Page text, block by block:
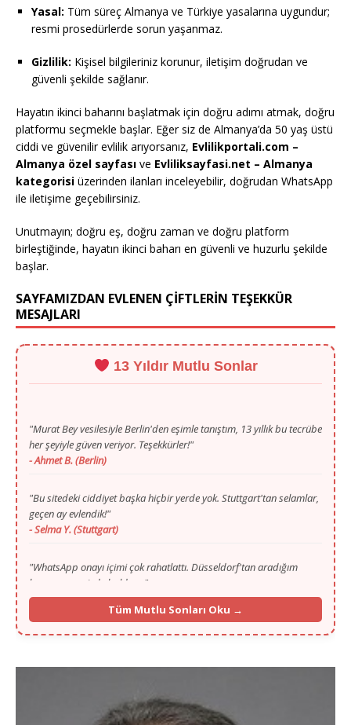
Yasal: Tüm süreç Almanya ve Türkiye yasalarına uygundur;
resmi prosedürlerde sorun yaşanmaz.
Gizlilik: Kişisel bilgileriniz korunur, iletişim doğrudan ve
güvenli şekilde sağlanır.
Hayatın ikinci baharını başlatmak için doğru adımı atmak, doğru
platformu seçmekle başlar. Eğer siz de Almanya’da 50 yaş üstü
ciddi ve güvenilir evlilik arıyorsanız, Evlilikportali.com –
Almanya özel sayfası ve Evliliksayfasi.net – Almanya
kategorisi üzerinden ilanları inceleyebilir, doğrudan WhatsApp
ile iletişime geçebilirsiniz.
Unutmayın; doğru eş, doğru zaman ve doğru platform
birleştiğinde, hayatın ikinci baharı en güvenli ve huzurlu şekilde
başlar.
SAYFAMIZDAN EVLENEN ÇİFTLERİN TEŞEKKÜR
MESAJLARI
13 Yıldır Mutlu Sonlar
- Ahmet B. (Berlin)
"Bu sitedeki ciddiyet başka hiçbir yerde yok. Stuttgart'tan selamlar,
- Selma Y. (Stuttgart)
"WhatsApp onayı içimi çok rahatlattı. Düsseldorf'tan aradığım
- Mustafa T. (Düsseldorf)
"Gurbette yalnızlık zordu ama Murat Bey'in ilgisi ve portalı
sayesinde Köln'den hayat arkadaşımı buldum."
- Fatma K. (Köln)
- İbrahim G. (Münih)
Tüm Mutlu Sonları Oku →